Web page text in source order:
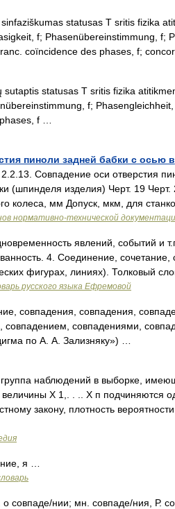
statusas T sritis fizika
f; Phasenübereinstimmung, f;
coïncidence des phases, f;
statusas T sritis fizika
f;
f …
пиноли задней бабки с осью
Совпадение оси отверстия
(шпинделя изделия) Черт. 19
колеса, мм Допуск, мкм, для
нормативно-технической
явлений, событий и
4. Соединение,
фигурах, линиях). Толковый
русского языка Ефремовой
совпадения, совпадения,
совпадением, совпадениями,
по А. А. Зализняку») …
наблюдений в выборке,
Х 1,. . .. Х п подчиняются
закону, плотность
я …
совпаде/нии; мн. совпаде/ния, Р.